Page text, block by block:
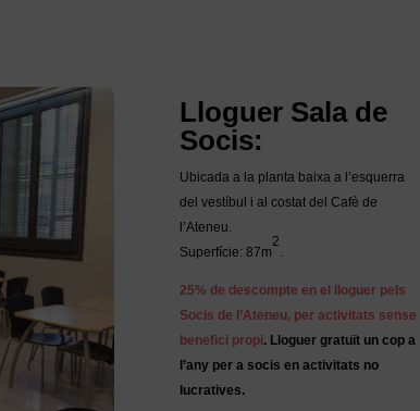
Lloguer Sala de
Socis:
Ubicada a la planta baixa a l’esquerra
del vestíbul i al costat del Cafè de
l’Ateneu.
Superfície: 87m
2
25% de descompte en el lloguer pels
Socis de l’Ateneu, per activitats sense
benefici propi. Lloguer gratuït un cop a
l’any per a socis en activitats no
lucratives.